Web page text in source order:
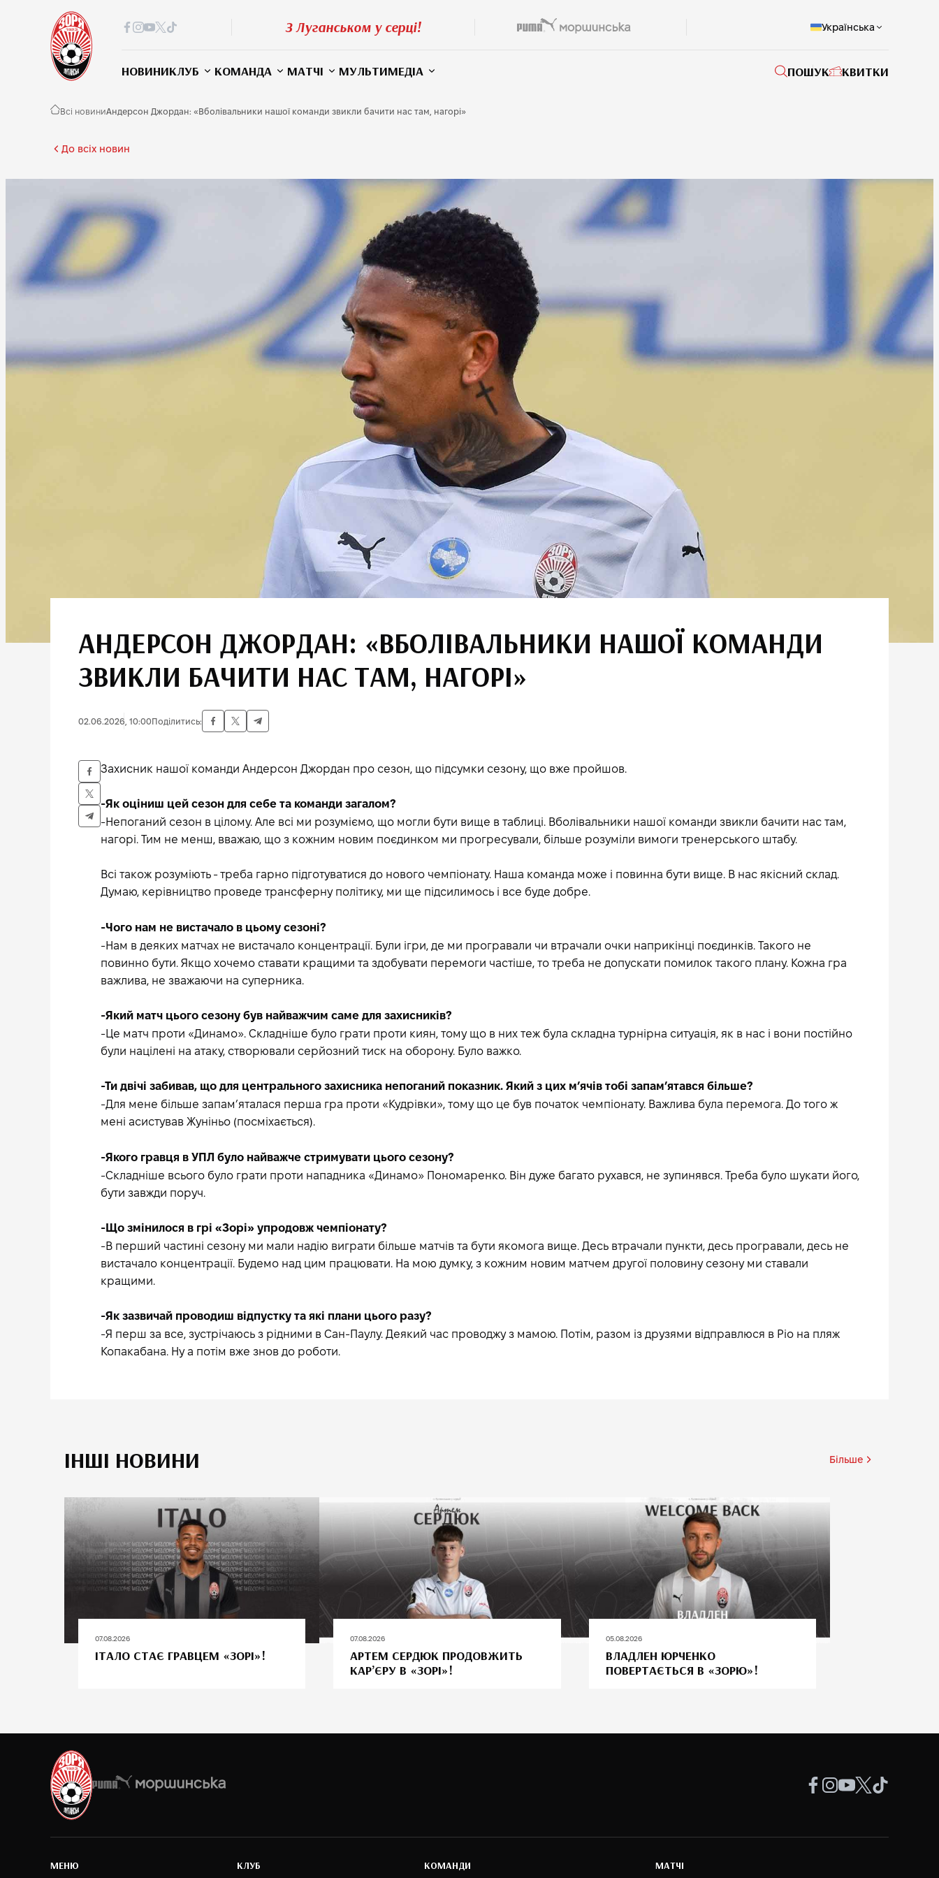
З Луганськом у серці! Українська
НОВИНИКЛУБ КОМАНДА МАТЧІ МУЛЬТИМЕДІА ПОШУК КВИТКИ
Всі новиниАндерсон Джордан: «Вболівальники нашої команди звикли бачити нас там, нагорі»
До всіх новин
АНДЕРСОН ДЖОРДАН: «ВБОЛІВАЛЬНИКИ НАШОЇ КОМАНДИ
ЗВИКЛИ БАЧИТИ НАС ТАМ, НАГОРІ»
02.06.2026, 10:00Поділитись:
Захисник нашої команди Андерсон Джордан про сезон, що підсумки сезону, що вже пройшов.
-Як оціниш цей сезон для себе та команди загалом?
-Непоганий сезон в цілому. Але всі ми розуміємо, що могли бути вище в таблиці. Вболівальники нашої команди звикли бачити нас там,
нагорі. Тим не менш, вважаю, що з кожним новим поєдинком ми прогресували, більше розуміли вимоги тренерського штабу.
Всі також розуміють - треба гарно підготуватися до нового чемпіонату. Наша команда може і повинна бути вище. В нас якісний склад.
Думаю, керівництво проведе трансферну політику, ми ще підсилимось і все буде добре.
-Чого нам не вистачало в цьому сезоні?
-Нам в деяких матчах не вистачало концентрації. Були ігри, де ми програвали чи втрачали очки наприкінці поєдинків. Такого не
повинно бути. Якщо хочемо ставати кращими та здобувати перемоги частіше, то треба не допускати помилок такого плану. Кожна гра
важлива, не зважаючи на суперника.
-Який матч цього сезону був найважчим саме для захисників?
-Це матч проти «Динамо». Складніше було грати проти киян, тому що в них теж була складна турнірна ситуація, як в нас і вони постійно
були націлені на атаку, створювали серйозний тиск на оборону. Було важко.
-Ти двічі забивав, що для центрального захисника непоганий показник. Який з цих м’ячів тобі запам’ятався більше?
-Для мене більше запам’яталася перша гра проти «Кудрівки», тому що це був початок чемпіонату. Важлива була перемога. До того ж
мені асистував Жуніньо (посміхається).
-Якого гравця в УПЛ було найважче стримувати цього сезону?
-Складніше всього було грати проти нападника «Динамо» Пономаренко. Він дуже багато рухався, не зупинявся. Треба було шукати його,
бути завжди поруч.
-Що змінилося в грі «Зорі» упродовж чемпіонату?
-В перший частині сезону ми мали надію виграти більше матчів та бути якомога вище. Десь втрачали пункти, десь програвали, десь не
вистачало концентрації. Будемо над цим працювати. На мою думку, з кожним новим матчем другої половину сезону ми ставали
кращими.
-Як зазвичай проводиш відпустку та які плани цього разу?
-Я перш за все, зустрічаюсь з рідними в Сан-Паулу. Деякий час проводжу з мамою. Потім, разом із друзями відправлюся в Ріо на пляж
Копакабана. Ну а потім вже знов до роботи.
ІНШІ НОВИНИ Більше
07.08.2026
ІТАЛО СТАЄ ГРАВЦЕМ «ЗОРІ»!
07.08.2026
АРТЕМ СЕРДЮК ПРОДОВЖИТЬ
КАР’ЄРУ В «ЗОРІ»!
05.08.2026
ВЛАДЛЕН ЮРЧЕНКО
ПОВЕРТАЄТЬСЯ В «ЗОРЮ»!
MEНЮ КЛУБ КОМАНДИ МАТЧІ